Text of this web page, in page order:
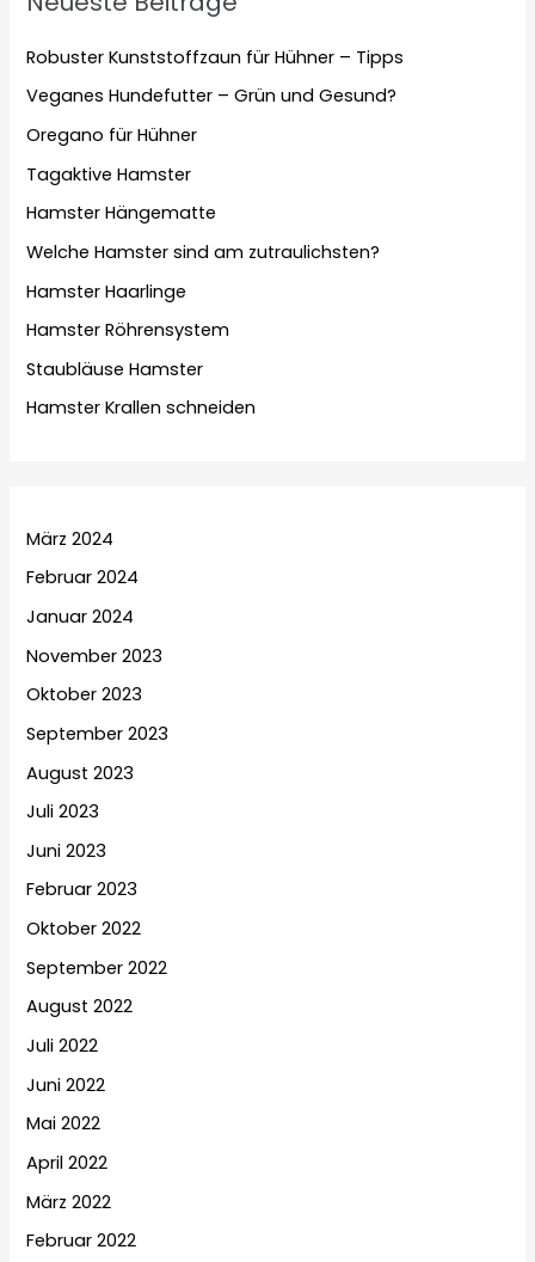
Robuster Kunststoffzaun für Hühner – Tipps
Veganes Hundefutter – Grün und Gesund?
Oregano für Hühner
Tagaktive Hamster
Hamster Hängematte
Welche Hamster sind am zutraulichsten?
Hamster Haarlinge
Hamster Röhrensystem
Staubläuse Hamster
Hamster Krallen schneiden
März 2024
Februar 2024
Januar 2024
November 2023
Oktober 2023
September 2023
August 2023
Juli 2023
Juni 2023
Februar 2023
Oktober 2022
September 2022
August 2022
Juli 2022
Juni 2022
Mai 2022
April 2022
März 2022
Februar 2022